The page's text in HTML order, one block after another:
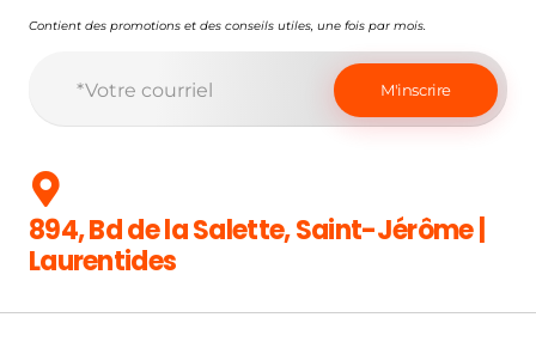
Contient des promotions et des conseils utiles, une fois par mois.
894, Bd de la Salette, Saint-Jérôme |
Laurentides